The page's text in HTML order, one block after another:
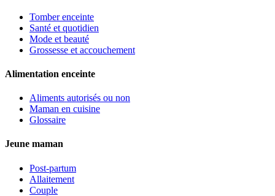
Tomber enceinte
Santé et quotidien
Mode et beauté
Grossesse et accouchement
Alimentation enceinte
Aliments autorisés ou non
Maman en cuisine
Glossaire
Jeune maman
Post-partum
Allaitement
Couple